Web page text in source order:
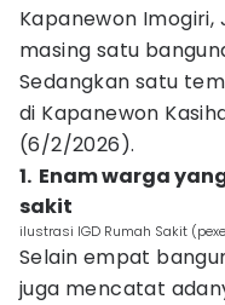
Kapanewon Imogiri,
masing satu
Sedangkan satu
di Kapanewon
(6/2/2026).
1. ‎ Enam warga
sakit
ilustrasi IGD Rumah Sakit
Selain empat
juga mencatat